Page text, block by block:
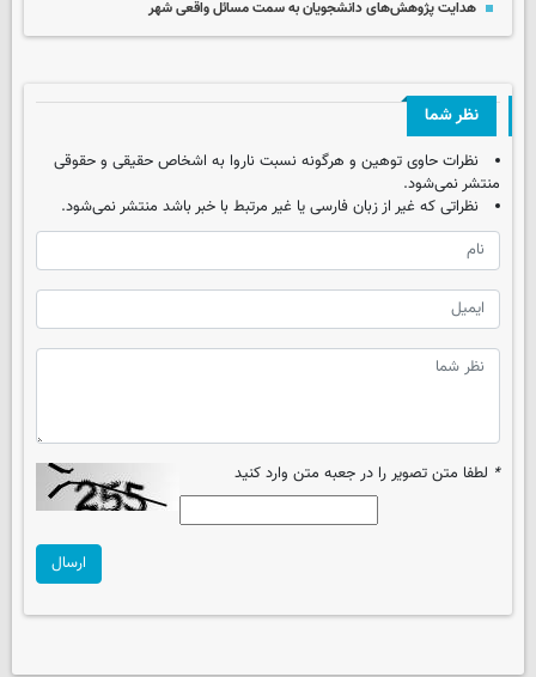
هدایت پژوهش‌های دانشجویان به سمت مسائل واقعی شهر
نظر شما
نظرات حاوی توهین و هرگونه نسبت ناروا به اشخاص حقیقی و حقوقی
منتشر نمی‌شود.
نظراتی که غیر از زبان فارسی یا غیر مرتبط با خبر باشد منتشر نمی‌شود.
* لطفا متن تصویر را در جعبه متن وارد کنید
ارسال